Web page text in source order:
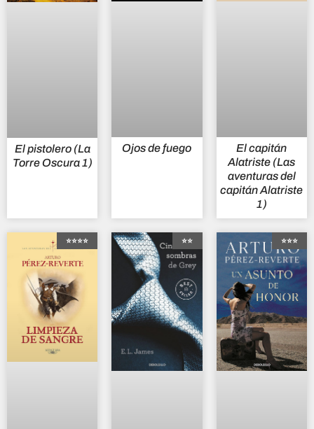
El pistolero (La
Torre Oscura 1)
Ojos de fuego
El capitán
Alatriste (Las
aventuras del
capitán Alatriste
1)
⭐⭐⭐⭐ ⭐⭐ ⭐⭐⭐